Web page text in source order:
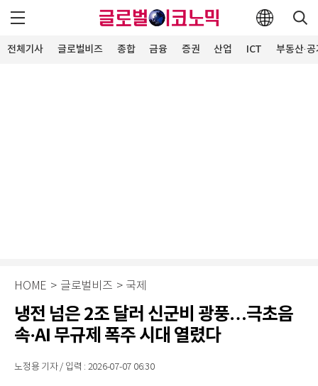
전체기사 글로벌비즈 종합 금융 증권 산업 ICT 부동산·
HOME > 글로벌비즈 > 국제
냉전 넘은 2조 달러 신군비 광풍…극초음
속·AI 무규제 폭주 시대 열렸다
노정용 기자 / 입력 : 2026-07-07 06:30